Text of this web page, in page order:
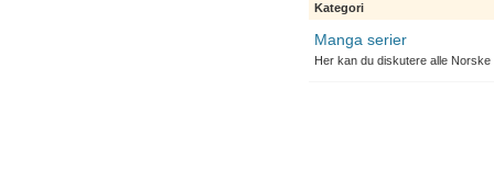
Kategori
Manga serier
Her kan du diskutere alle Norske